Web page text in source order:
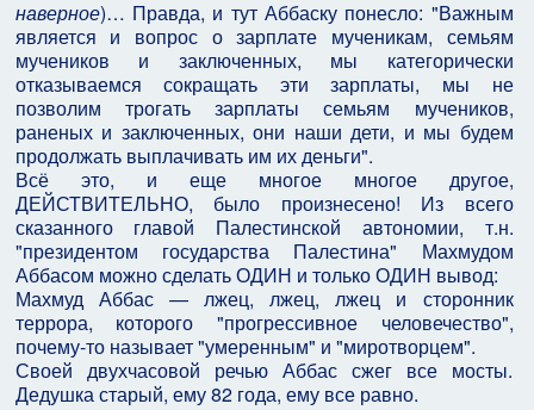
наверное)… Правда, и тут Аббаску понесло: "Важным
является и вопрос о зарплате мученикам, семьям
мучеников и заключенных, мы категорически
отказываемся сокращать эти зарплаты, мы не
позволим трогать зарплаты семьям мучеников,
раненых и заключенных, они наши дети, и мы будем
продолжать выплачивать им их деньги".
Всё это, и еще многое многое другое,
ДЕЙСТВИТЕЛЬНО, было произнесено! Из всего
сказанного главой Палестинской автономии, т.н.
"президентом государства Палестина" Махмудом
Аббасом можно сделать ОДИН и только ОДИН вывод:
Махмуд Аббас — лжец, лжец, лжец и сторонник
террора, которого "прогрессивное человечество",
почему-то называет "умеренным" и "миротворцем".
Своей двухчасовой речью Аббас сжег все мосты.
Дедушка старый, ему 82 года, ему все равно.